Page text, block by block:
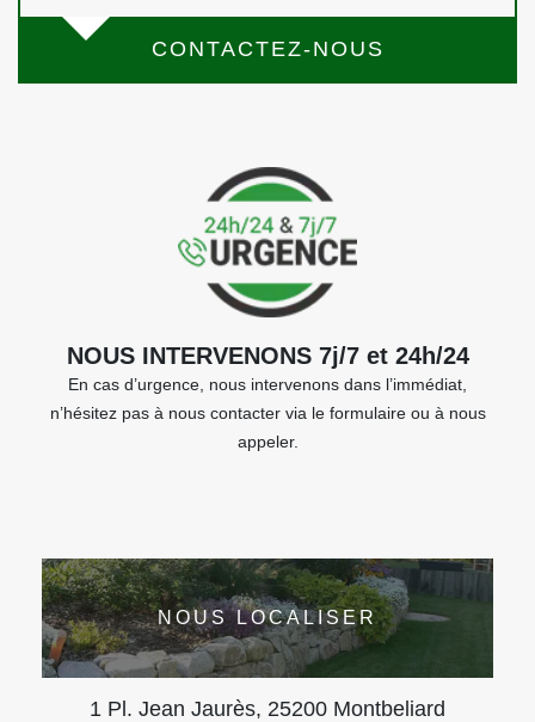
CONTACTEZ-NOUS
NOUS INTERVENONS 7j/7 et 24h/24
En cas d’urgence, nous intervenons dans l’immédiat,
n’hésitez pas à nous contacter via le formulaire ou à nous
appeler.
NOUS LOCALISER
1 Pl. Jean Jaurès, 25200 Montbeliard